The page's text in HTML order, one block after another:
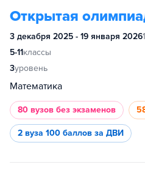
Открытая
3 декабря 2025 - 19 января 2026
5-11классы
3уровень
Математика
80 вузов без экзаменов
2 вуза 100 баллов за ДВИ